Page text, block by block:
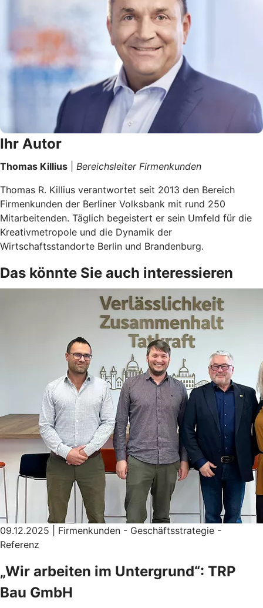
Ihr Autor
Thomas Killius
Bereichsleiter Firmenkunden
Thomas R. Killius verantwortet seit 2013 den Bereich
Firmenkunden der Berliner Volksbank mit rund 250
Mitarbeitenden. Täglich begeistert er sein Umfeld für die
Kreativmetropole und die Dynamik der
Wirtschaftsstandorte Berlin und Brandenburg.
Das könnte Sie auch interessieren
09.12.2025 | Firmenkunden - Geschäftsstrategie -
Referenz
„Wir arbeiten im Untergrund“: TRP
Bau GmbH